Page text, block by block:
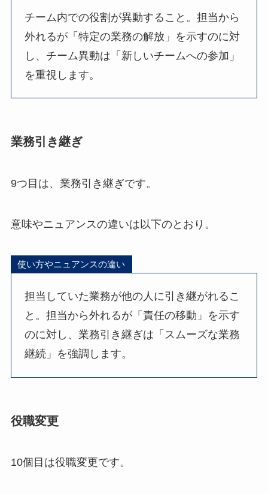
チーム内での役割が異動すること。担当から
外れるが「特定の業務の解放」を示すのに対
し、チーム異動は「新しいチームへの参加」
を重視します。
業務引き継ぎ
9つ目は、業務引き継ぎです。
意味やニュアンスの違いは以下のとおり。
使い方やニュアンスの違い
担当していた業務が他の人に引き継がれるこ
と。担当から外れるが「責任の移動」を示す
のに対し、業務引き継ぎは「スムーズな業務
継続」を強調します。
役職変更
10個目は役職変更です。